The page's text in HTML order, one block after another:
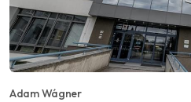
Adam Wágner